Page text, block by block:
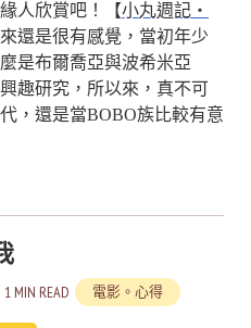
人欣賞吧！【小丸週記‧
還是很有感覺，當初年少
是布爾喬亞與波希米亞
趣研究，所以來，真不可
，還是當BOBO族比較有意
1 MIN READ 電影。心得